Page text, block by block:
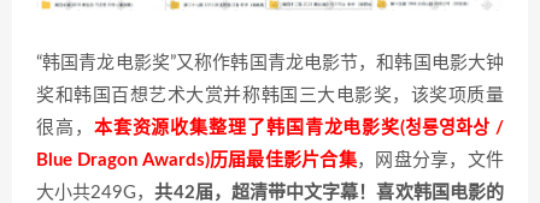
“韩国青龙电影奖”又称作韩国青龙电影节，和韩国电影大钟
奖和韩国百想艺术大赏并称韩国三大电影奖，该奖项质量
很高， 本套资源收集整理了韩国青龙电影奖(청룡영화상 /
Blue Dragon Awards)历届最佳影片合集，网盘分享，文件
大小共249G，共42届，超清带中文字幕！喜欢韩国电影的